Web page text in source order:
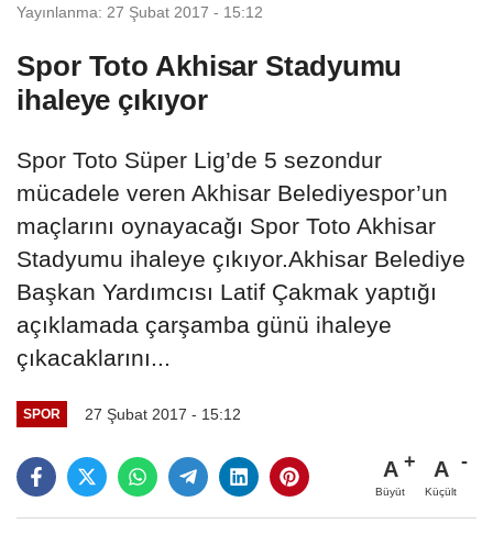
Yayınlanma: 27 Şubat 2017 - 15:12
Spor Toto Akhisar Stadyumu
ihaleye çıkıyor
Spor Toto Süper Lig’de 5 sezondur
mücadele veren Akhisar Belediyespor’un
maçlarını oynayacağı Spor Toto Akhisar
Stadyumu ihaleye çıkıyor.Akhisar Belediye
Başkan Yardımcısı Latif Çakmak yaptığı
açıklamada çarşamba günü ihaleye
çıkacaklarını...
SPOR 27 Şubat 2017 - 15:12
A
Büyüt
A
Küçült